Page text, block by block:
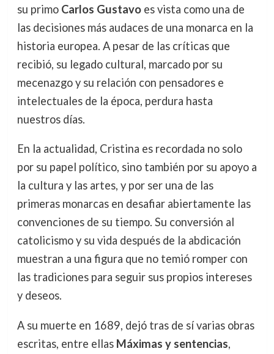
su primo Carlos Gustavoes vista como una de
las decisiones más audaces de una monarca en la
historia europea. A pesar de las críticas que
recibió, su legado cultural, marcado por su
mecenazgo y su relación con pensadores e
intelectuales de la época, perdura hasta
nuestros días.
En la actualidad, Cristina es recordada no solo
por su papel político, sino también por su apoyo a
la cultura y las artes, y por ser una de las
primeras monarcas en desafiar abiertamente las
convenciones de su tiempo. Su conversión al
catolicismo y su vida después de la abdicación
muestran a una figura que no temió romper con
las tradiciones para seguir sus propios intereses
y deseos.
A su muerte en 1689, dejó tras de sí varias obras
escritas, entre ellas Máximas y sentencias,